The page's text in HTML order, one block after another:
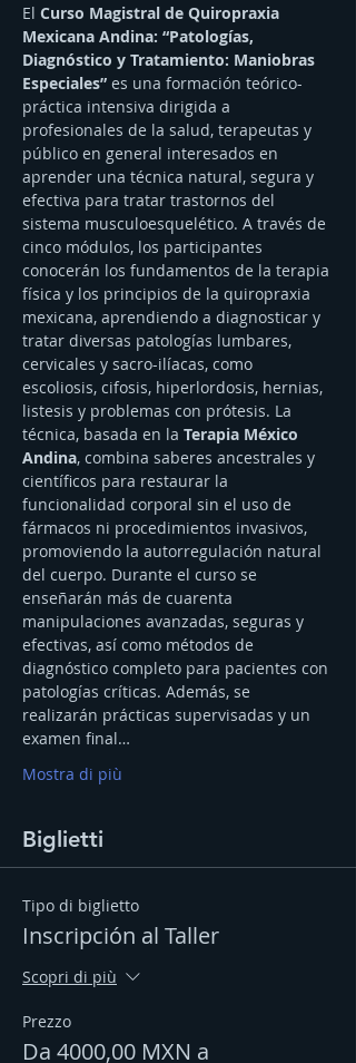
El Curso Magistral de Quiropraxia
Mexicana Andina: “Patologías,
Diagnóstico y Tratamiento: Maniobras
Especiales” es una formación teórico-
práctica intensiva dirigida a
profesionales de la salud, terapeutas y
público en general interesados en
aprender una técnica natural, segura y
efectiva para tratar trastornos del
sistema musculoesquelético. A través de
cinco módulos, los participantes
conocerán los fundamentos de la terapia
física y los principios de la quiropraxia
mexicana, aprendiendo a diagnosticar y
tratar diversas patologías lumbares,
cervicales y sacro-ilíacas, como
escoliosis, cifosis, hiperlordosis, hernias,
listesis y problemas con prótesis. La
técnica, basada en la Terapia México
Andina, combina saberes ancestrales y
científicos para restaurar la
funcionalidad corporal sin el uso de
fármacos ni procedimientos invasivos,
promoviendo la autorregulación natural
del cuerpo. Durante el curso se
enseñarán más de cuarenta
manipulaciones avanzadas, seguras y
efectivas, así como métodos de
diagnóstico completo para pacientes con
patologías críticas. Además, se
realizarán prácticas supervisadas y un
examen final…
Mostra di più
Biglietti
Tipo di biglietto
Inscripción al Taller
Scopri di più
Prezzo
Da 4000,00 MXN a